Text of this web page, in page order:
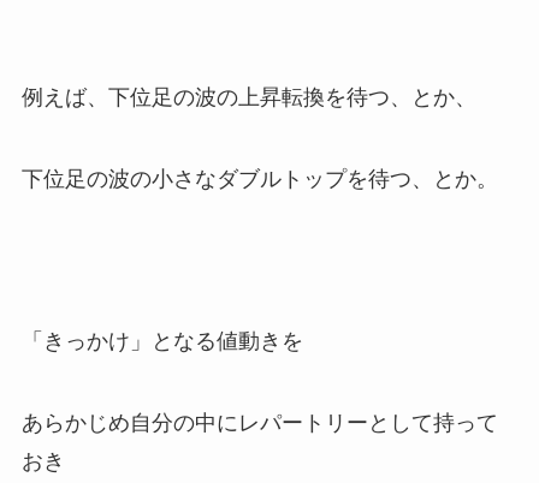
例えば、下位足の波の上昇転換を待つ、とか、
下位足の波の小さなダブルトップを待つ、とか。
「きっかけ」となる値動きを
あらかじめ自分の中にレパートリーとして持って
おき